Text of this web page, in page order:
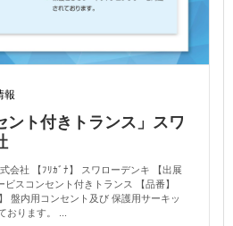
報
ント付きトランス」スワ
会社 【ﾌﾘｶﾞﾅ】 スワローデンキ 【出展
スコンセント付きトランス 【品番】
盤内用コンセント及び 保護用サーキッ
おります。 ...